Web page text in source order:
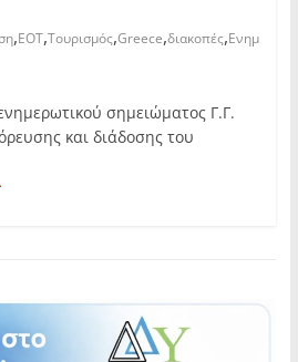
,ΕΟΤ,Τουρισμός,Greece,διακοπές,Ενημ
σημειώματος Γ.Γ.
και διάδοσης του